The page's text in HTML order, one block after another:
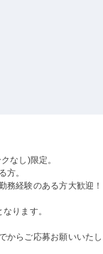
なし)限定。
方。
経験のある方大歓迎！
ります。
からご応募お願いいたし